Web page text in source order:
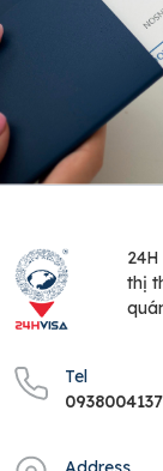
thị
Tel
0938004137